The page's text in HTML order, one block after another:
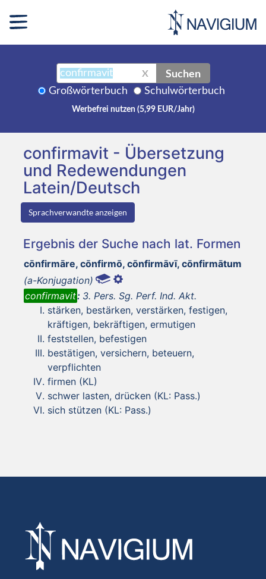
X Suchen
Großwörterbuch Schulwörterbuch
Werbefrei nutzen (5,99 EUR/Jahr)
confirmavit - Übersetzung
und Redewendungen
Latein/Deutsch
Sprachverwandte anzeigen
Ergebnis der Suche nach lat. Formen
cōnfirmāre, cōnfirmō, cōnfirmāvī, cōnfirmātum
(a-Konjugation)
confirmavit: 3. Pers. Sg. Perf. Ind. Akt.
stärken, bestärken, verstärken, festigen,
kräftigen, bekräftigen, ermutigen
feststellen, befestigen
bestätigen, versichern, beteuern,
verpflichten
firmen (KL)
schwer lasten, drücken (KL: Pass.)
sich stützen (KL: Pass.)